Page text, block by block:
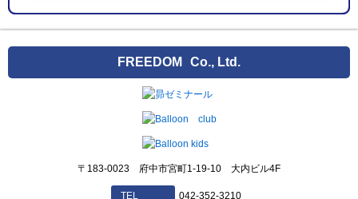
FREEDOM Co., Ltd.
〒183-0023 府中市宮町1-19-10 大内ビル4F
TEL 042-352-3210